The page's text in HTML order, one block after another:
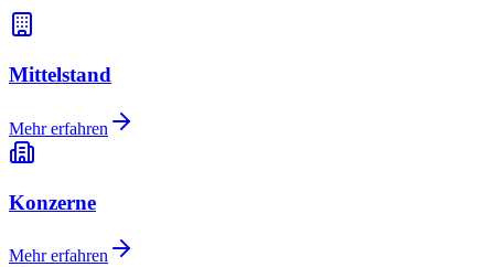
Mittelstand
Mehr erfahren
Konzerne
Mehr erfahren